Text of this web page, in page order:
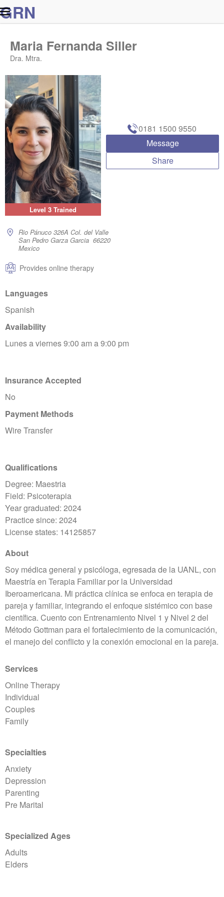
GRN
Level 3 Trained
Maria Fernanda Siller
Dra. Mtra.
Rio Pánuco 326A Col. del Valle
San Pedro Garza Garcia 66220
Mexico
Provides online therapy
0181 1500 9550
Message
Share
Languages
Spanish
Availability
Lunes a viernes 9:00 am a 9:00 pm
Insurance Accepted
No
Payment Methods
Wire Transfer
Qualifications
Degree: Maestria
Field: Psicoterapia
Year graduated: 2024
Practice since: 2024
License states: 14125857
About
Soy médica general y psicóloga, egresada de la UANL, con
Maestría en Terapia Familiar por la Universidad
Iberoamericana. Mi práctica clínica se enfoca en terapia de
pareja y familiar, integrando el enfoque sistémico con base
científica. Cuento con Entrenamiento Nivel 1 y Nivel 2 del
Método Gottman para el fortalecimiento de la comunicación,
el manejo del conflicto y la conexión emocional en la pareja.
Services
Online Therapy
Individual
Couples
Family
Specialties
Anxiety
Depression
Parenting
Pre Marital
Specialized Ages
Adults
Elders